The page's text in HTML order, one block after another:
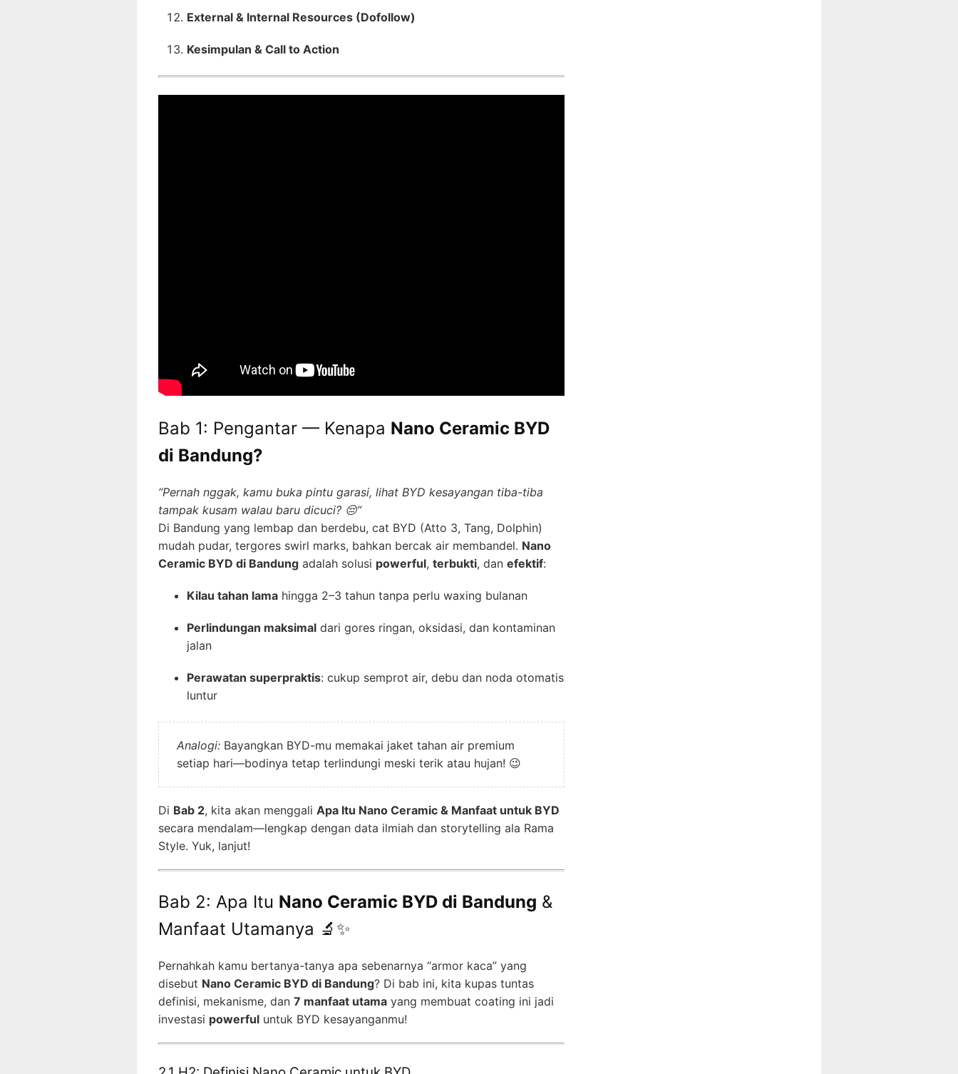
External & Internal Resources (Dofollow)
Kesimpulan & Call to Action
Bab 1: Pengantar — Kenapa Nano Ceramic BYD
di Bandung?
“Pernah nggak, kamu buka pintu garasi, lihat BYD kesayangan tiba-tiba
tampak kusam walau baru dicuci? 😔”
Di Bandung yang lembap dan berdebu, cat BYD (Atto 3, Tang, Dolphin)
mudah pudar, tergores swirl marks, bahkan bercak air membandel. Nano
Ceramic BYD di Bandung adalah solusi powerful, terbukti, dan efektif:
Kilau tahan lama hingga 2–3 tahun tanpa perlu waxing bulanan
Perlindungan maksimal dari gores ringan, oksidasi, dan kontaminan
jalan
Perawatan superpraktis: cukup semprot air, debu dan noda otomatis
luntur
Analogi: Bayangkan BYD-mu memakai jaket tahan air premium
setiap hari—bodinya tetap terlindungi meski terik atau hujan! 😉
Di Bab 2, kita akan menggali Apa Itu Nano Ceramic & Manfaat untuk BYD
secara mendalam—lengkap dengan data ilmiah dan storytelling ala Rama
Style. Yuk, lanjut!
Bab 2: Apa Itu Nano Ceramic BYD di Bandung &
Manfaat Utamanya 🔬✨
Pernahkah kamu bertanya-tanya apa sebenarnya “armor kaca” yang
disebut Nano Ceramic BYD di Bandung? Di bab ini, kita kupas tuntas
definisi, mekanisme, dan 7 manfaat utama yang membuat coating ini jadi
investasi powerful untuk BYD kesayanganmu!